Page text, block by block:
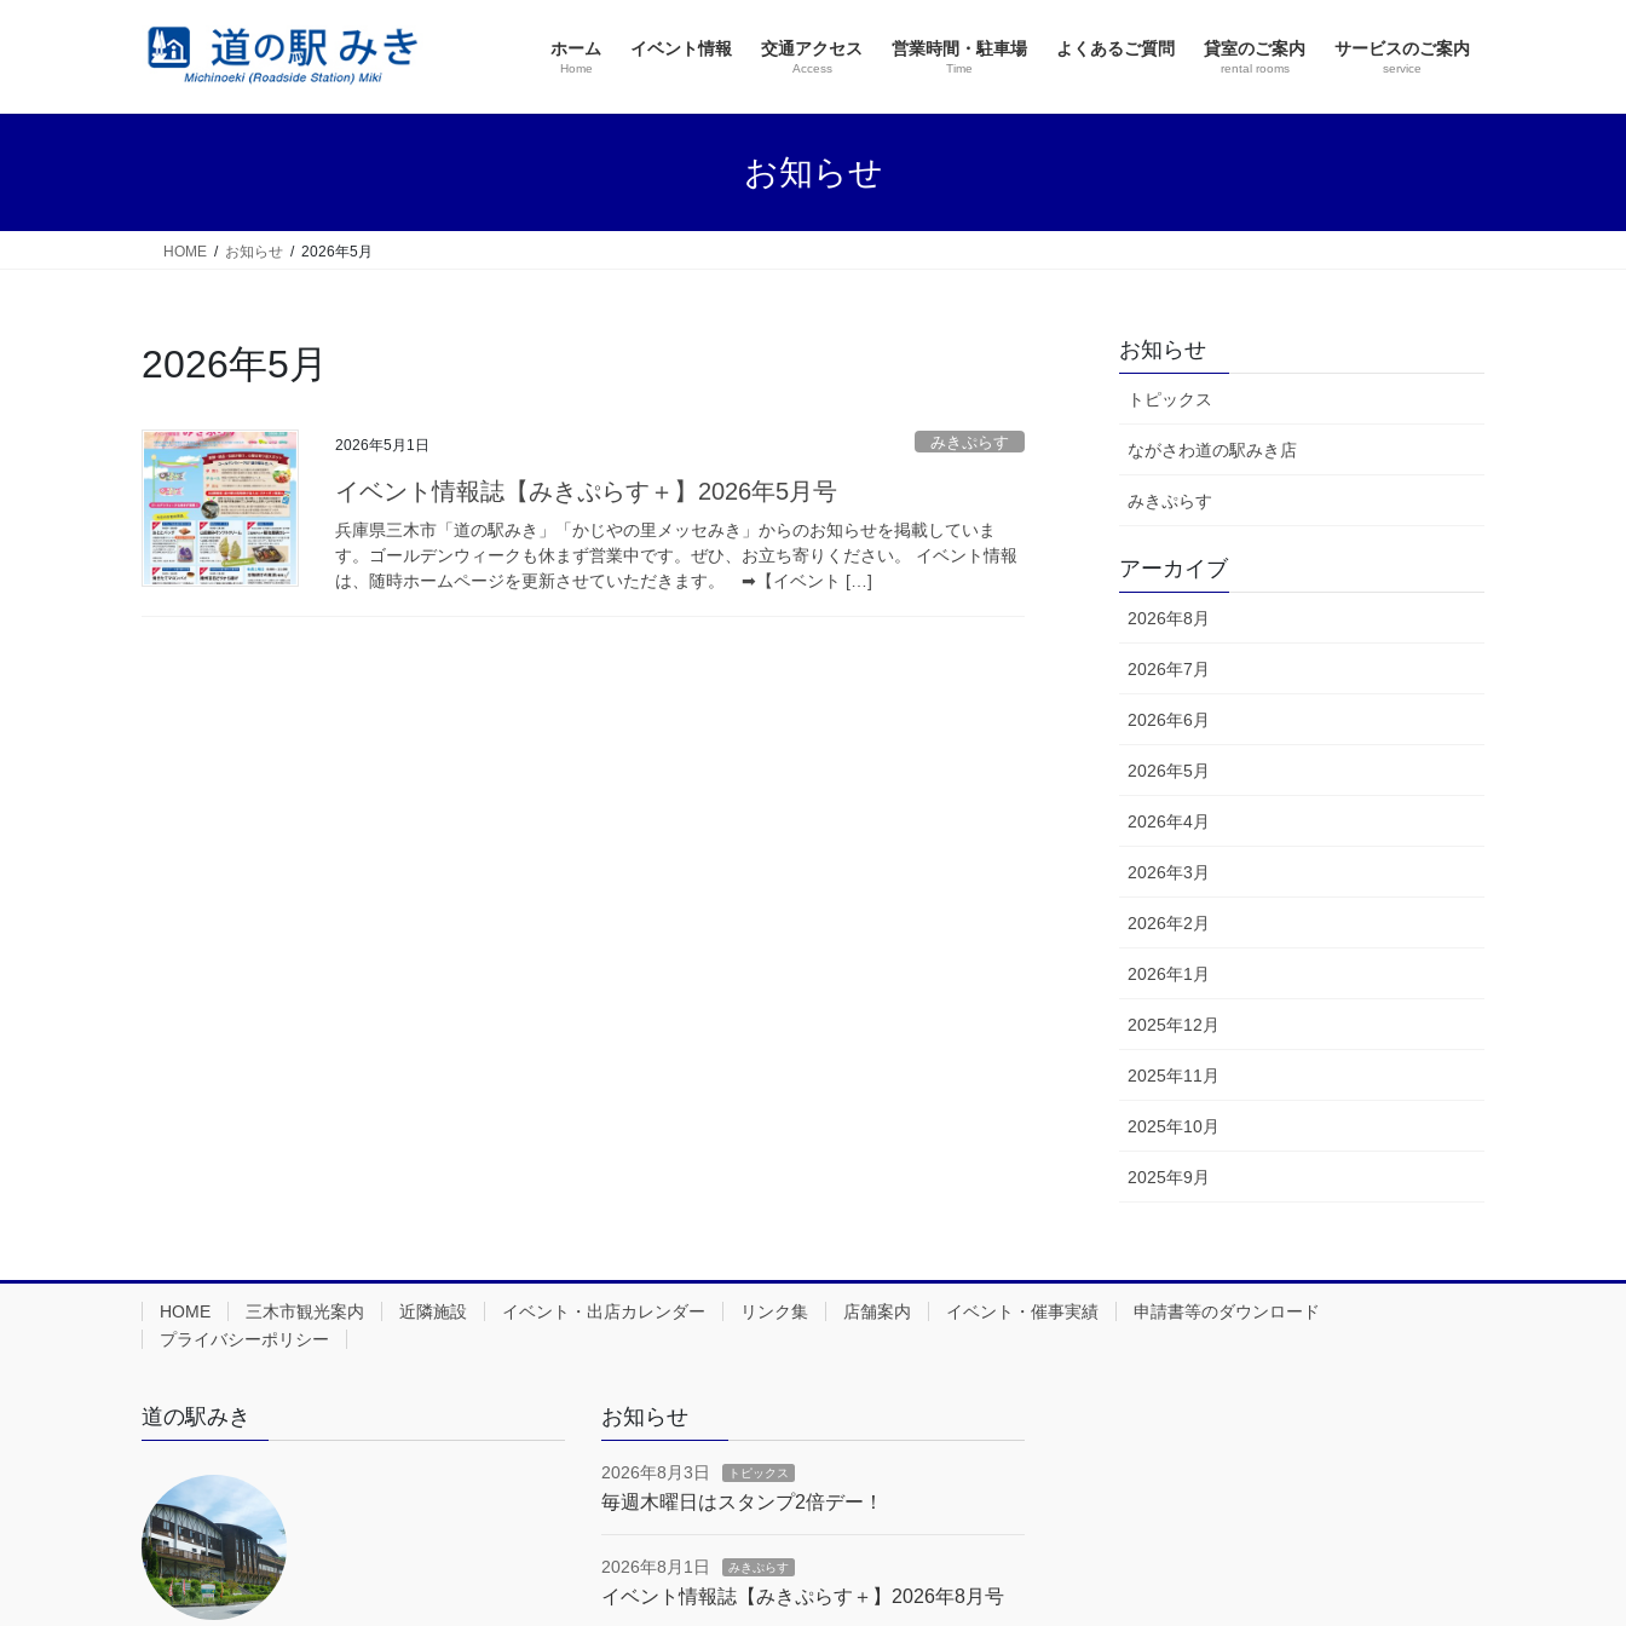
ホーム
Home
イベント情報 交通アクセス
Access
営業時間・駐車場
Time
よくあるご質問 貸室のご案内
rental rooms
サービスのご案内
service
お知らせ
HOME お知らせ 2026年5月
2026年5月
2026年5月1日 みきぷらす
イベント情報誌【みきぷらす＋】2026年5月号
兵庫県三木市「道の駅みき」「かじやの里メッセみき」からのお知らせを掲載していま
す。ゴールデンウィークも休まず営業中です。ぜひ、お立ち寄りください。 イベント情報
は、随時ホームページを更新させていただきます。 ➡【イベント […]
お知らせ
トピックス
ながさわ道の駅みき店
みきぷらす
アーカイブ
2026年8月
2026年7月
2026年6月
2026年5月
2026年4月
2026年3月
2026年2月
2026年1月
2025年12月
2025年11月
2025年10月
2025年9月
HOME 三木市観光案内 近隣施設 イベント・出店カレンダー リンク集 店舗案内 イベント・催事実績
申請書等のダウンロード
プライバシーポリシー
道の駅みき お知らせ
2026年8月3日 トピックス
毎週木曜日はスタンプ2倍デー！
2026年8月1日 みきぷらす
イベント情報誌【みきぷらす＋】2026年8月号